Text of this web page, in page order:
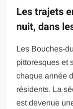
Les trajets
nuit, dans
Les Bouches-
pittoresques et
chaque année
résidents. La
est devenue